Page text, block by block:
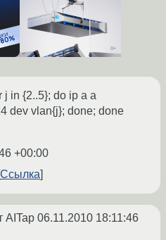
j in {2..5}; do ip a a
dev vlan{j}; done; done
+00:00
Ссылка
AITap 06.11.2010 18:11:46